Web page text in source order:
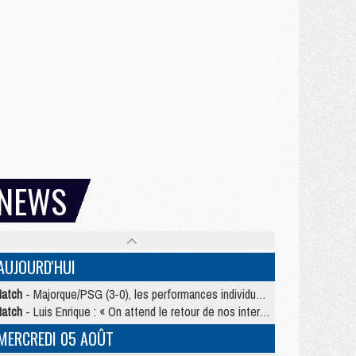
- Majorque/PSG (3-0), les performances individuelles
- Luis Enrique : « On attend le retour de nos internationaux »
05 AOÛT